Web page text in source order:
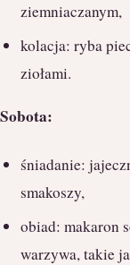
ziemniaczanym,
kolacja: ryba
ziołami.
Sobota:
śniadanie:
smakoszy,
obiad: makaron
warzywa, takie